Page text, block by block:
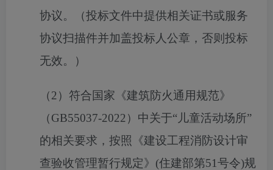
协议。
（投标文件中提供相关证书或服务
协议扫描件并加盖投标人公章，否则投标
无效。）
（2） 符合国家《建筑防火通用规范》
（GB55037-2022）中关于“儿童活动场所”
的相关要求，按照《建设工程消防设计审
查验收管理暂行规定》(住建部第51号令)规